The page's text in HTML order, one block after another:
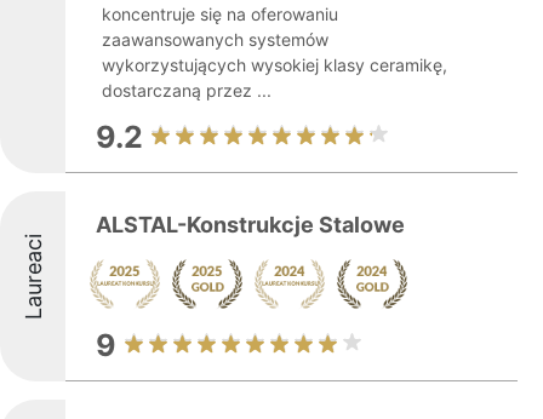
koncentruje się na oferowaniu
zaawansowanych systemów
wykorzystujących wysokiej klasy ceramikę,
dostarczaną przez ...
9.2
Laureaci
ALSTAL-Konstrukcje Stalowe
9